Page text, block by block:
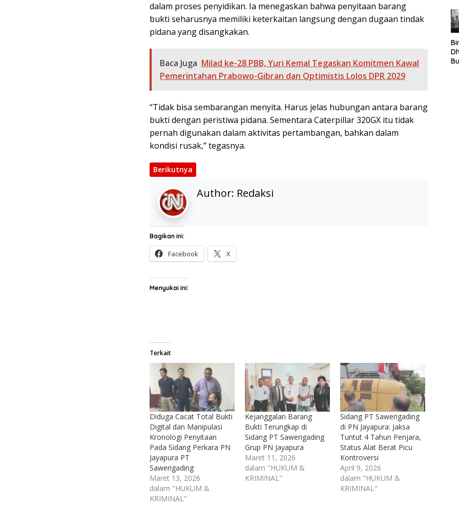
dalam proses penyidikan. Ia menegaskan bahwa penyitaan barang
bukti seharusnya memiliki keterkaitan langsung dengan dugaan tindak
pidana yang disangkakan.
Baca Juga Milad ke-28 PBB, Yuri Kemal Tegaskan Komitmen Kawal
Pemerintahan Prabowo-Gibran dan Optimistis Lolos DPR 2029
“Tidak bisa sembarangan menyita. Harus jelas hubungan antara barang
bukti dengan peristiwa pidana. Sementara Caterpillar 320GX itu tidak
pernah digunakan dalam aktivitas pertambangan, bahkan dalam
kondisi rusak,” tegasnya.
Berikutnya
Author: Redaksi
Bagikan ini:
Facebook X
Menyukai ini:
Terkait
Diduga Cacat Total Bukti
Digital dan Manipulasi
Kronologi Penyitaan
Pada Sidang Perkara PN
Jayapura PT
Sawerigading
Maret 13, 2026
dalam "HUKUM &
KRIMINAL"
Kejanggalan Barang
Bukti Terungkap di
Sidang PT Sawerigading
Grup PN Jayapura
Maret 11, 2026
dalam "HUKUM &
KRIMINAL"
Sidang PT Sawerigading
di PN Jayapura: Jaksa
Tuntut 4 Tahun Penjara,
Status Alat Berat Picu
Kontroversi
April 9, 2026
dalam "HUKUM &
KRIMINAL"